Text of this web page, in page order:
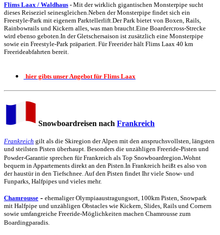
Flims Laax / Waldhaus - Mit der wirklich gigantischen Monsterpipe sucht
dieses Reiseziel seinesgleichen.Neben der Monsterpipe findet sich ein
Freestyle-Park mit eigenem Parktellerlift.Der Park bietet von Boxen, Rails,
Rainbowrails und Kickern alles, was man braucht.Eine Boardercross-Strecke
wird ebenso geboten.In der Gletschersaison ist zusätzlich eine Monsterpipe
sowie ein Freestyle-Park präpariert. Für Freerider hält Flims Laax 40 km
Freerideabfahrten bereit.
hier gibts unser Angebot für Flims Laax
Snowboardreisen nach Frankreich
Frankreich gilt als die Skiregion der Alpen mit den anspruchsvollsten, längsten
und steilsten Pisten überhaupt. Besonders die unzähligen Freeride-Pisten und
Powder-Garantie sprechen für Frankreich als Top Snowboardregion.Wohnt
bequem in Appartements direkt an den Pisten.In Frankreich heißt es also von
der haustür in den Tiefschnee. Auf den Pisten findet Ihr viele Snow- und
Funparks, Halfpipes und vieles mehr.
Chamrousse - ehemaliger Olympiaaustragungsort, 100km Pisten, Snowpark
mit Halfpipe und unzähligen Obstacles wie Kickern, Slides, Rails und Cornern
sowie umfangreiche Freeride-Möglichkeiten machen Chamrousse zum
Boardingparadis.